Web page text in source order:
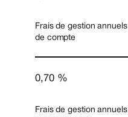
Frais de gestion
de compte
0,70 %
Frais de gestion